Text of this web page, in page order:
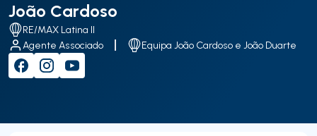
João Cardoso
RE/MAX Latina II
Agente Associado
Equipa João Cardoso e João Duarte